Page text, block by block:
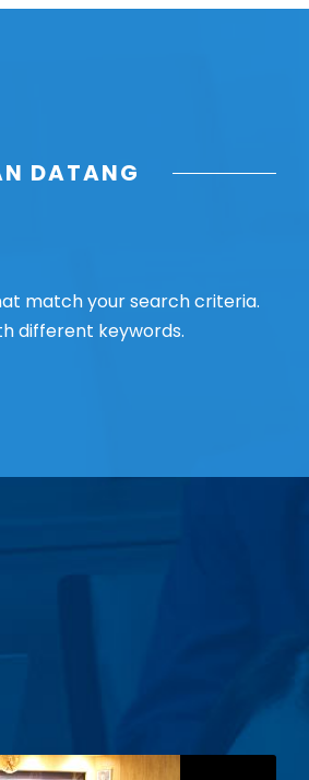
DATANG
match your search criteria.
different keywords.